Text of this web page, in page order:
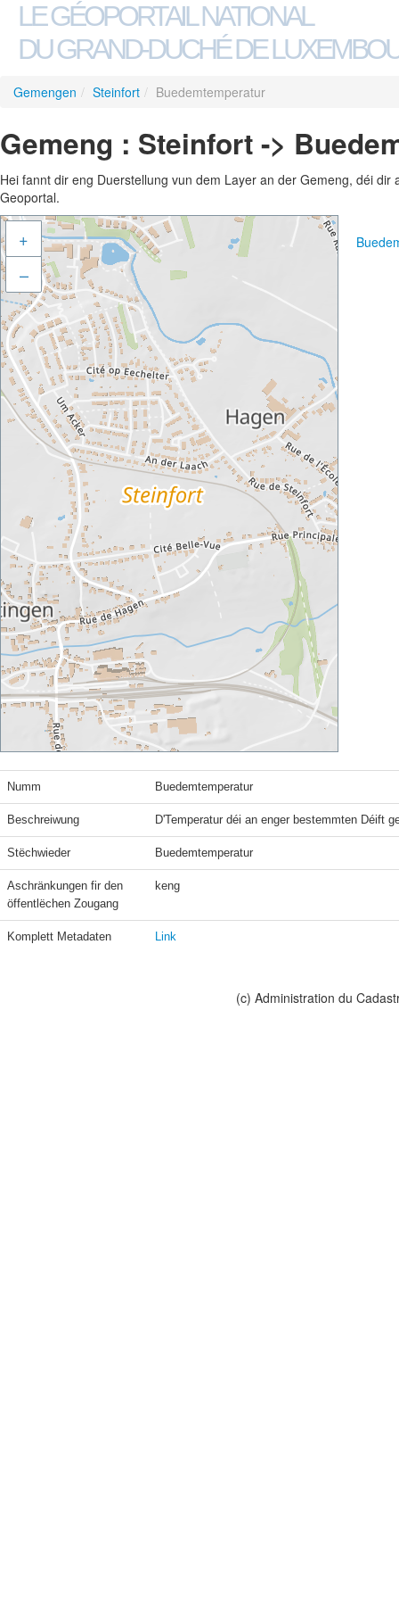
LE GÉOPORTAIL NATIONAL
DU GRAND-DUCHÉ DE
Gemengen / Steinfort / Buedemtemperatur
Gemeng : Steinfort ->
Hei fannt dir eng Duerstellung vun dem Layer an der Gemeng, déi
Geoportal.
+
–
Numm Buedemtemperatur
Beschreiwung D'Temperatur déi an enger bestemmten Déift
Stëchwieder Buedemtemperatur
Aschränkungen fir den
öffentlëchen Zougang
keng
Komplett Metadaten Link
(c) Administration du